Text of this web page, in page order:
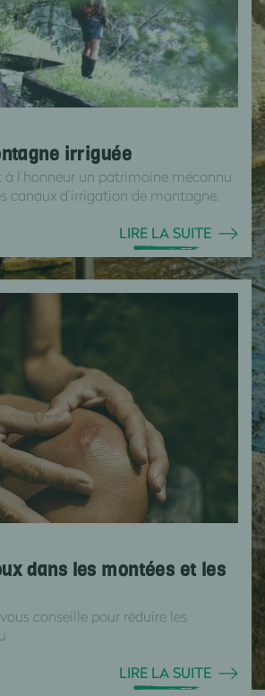
irriguée
à l’honneur un patrimoine méconnu
canaux d’irrigation de montagne.
LIRE LA SUITE
dans les montées et les
conseille pour réduire les
LIRE LA SUITE